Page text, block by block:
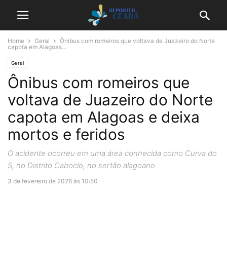
Home Geral
Ônibus com romeiros que voltava de Juazeiro do Norte
capota em Alagoas...
Geral
Ônibus com romeiros que
voltava de Juazeiro do Norte
capota em Alagoas e deixa
mortos e feridos
O acidente ocorreu em uma área conhecida como Curva do
S, no Distrito Caboclo, no sertão alagoano
3 de fevereiro de 2026 às 10:50